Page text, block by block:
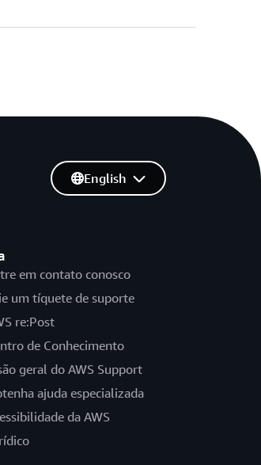
em contato conosco
um tíquete de suporte
re:Post
de Conhecimento
geral do AWS Support
ajuda especializada
da AWS
English